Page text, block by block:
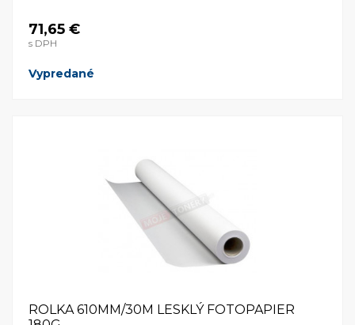
71,65 €
s DPH
Vypredané
ROLKA 610MM/30M LESKLÝ FOTOPAPIER